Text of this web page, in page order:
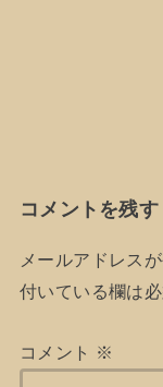
コメントを残す
メールアドレス
付いている欄は
コメント ※